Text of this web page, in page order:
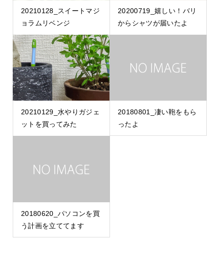
20210128_スイートマジ
ョラムリベンジ
20200719_嬉しい！バリ
からシャツが届いたよ
20210129_水やりガジェ
ットを買ってみた
20180801_凄い鞄をもら
ったよ
20180620_パソコンを買
う計画を立ててます